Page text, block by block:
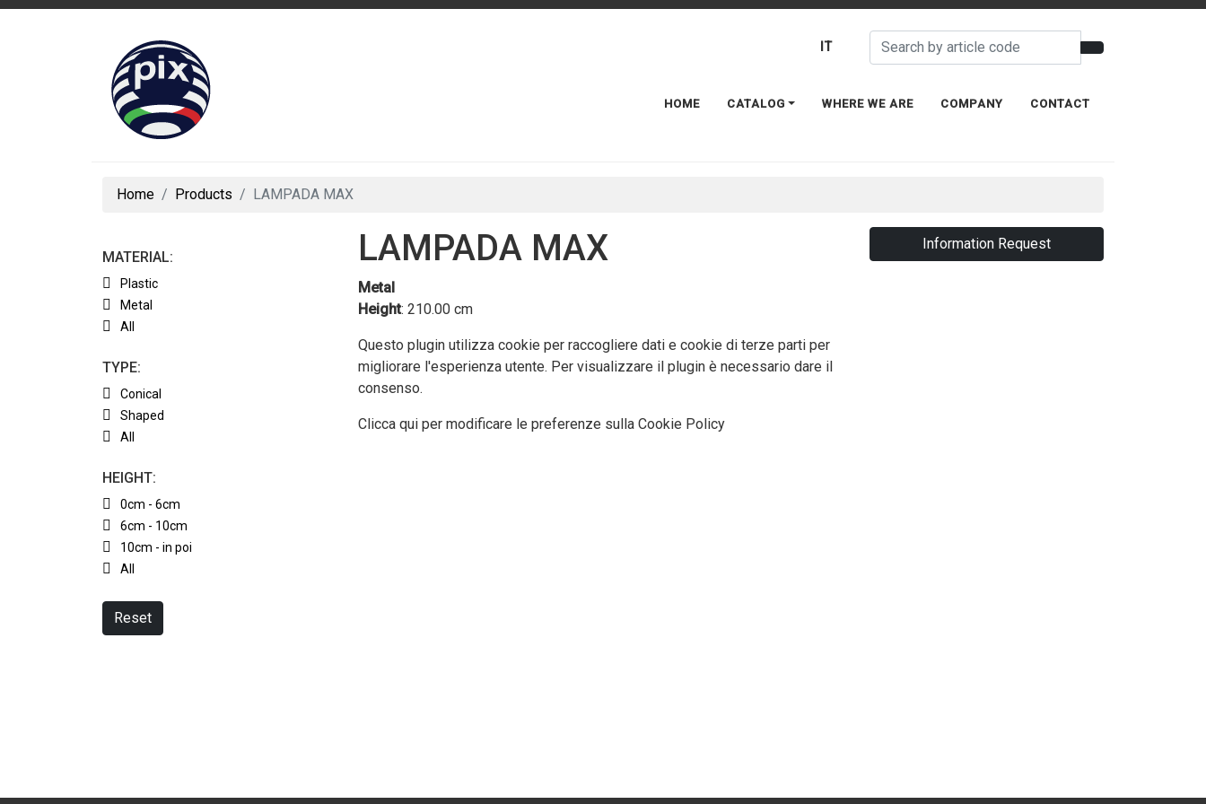
IT
HOME CATALOG WHERE WE ARE COMPANY CONTACT
Home Products LAMPADA MAX
MATERIAL:
Plastic
Metal
All
TYPE:
Conical
Shaped
All
HEIGHT:
0cm - 6cm
6cm - 10cm
10cm - in poi
All
Reset
LAMPADA MAX
Metal
Height: 210.00 cm
Questo plugin utilizza cookie per raccogliere dati e cookie di terze parti per
migliorare l'esperienza utente. Per visualizzare il plugin è necessario dare il
consenso.
Clicca qui per modificare le preferenze sulla Cookie Policy
Information Request